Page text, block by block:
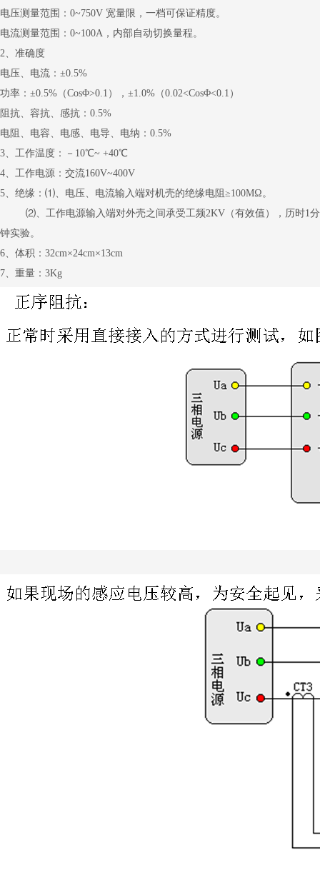
电压测量范围：0~750V 宽量限，一档可保证精度。
电流测量范围：0~100A，内部自动切换量程。
2、准确度
电压、电流：±0.5%
功率：±0.5%（CosΦ>0.1），±1.0%（0.02<CosΦ<0.1）
阻抗、容抗、感抗：0.5%
电阻、电容、电感、电导、电纳：0.5%
3、工作温度：－10℃~ +40℃
4、工作电源：交流160V~400V
5、绝缘：⑴、电压、电流输入端对机壳的绝缘电阻≥100MΩ。
⑵、工作电源输入端对外壳之间承受工频2KV（有效值），历时1分
钟实验。
6、体积：32cm×24cm×13cm
7、重量：3Kg